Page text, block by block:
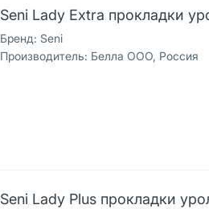
Seni Lady Extra прокладки
Бренд: Seni
Производитель: Белла ООО, Россия
Seni Lady Plus прокладки